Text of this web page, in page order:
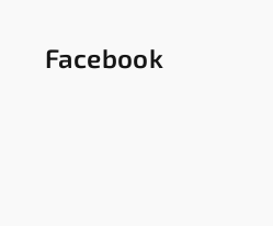
Facebook